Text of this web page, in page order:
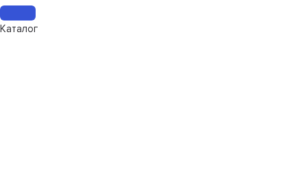
Каталог